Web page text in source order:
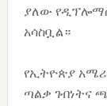
ያለው
አሳስቧል።
የኢትዮጵያ
ጣልቃ ገብነትና